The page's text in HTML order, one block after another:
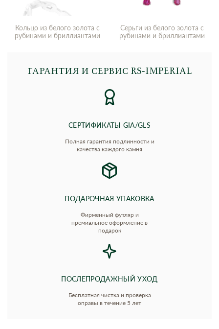
Кольцо из белого золота с
рубинами и бриллиантами
Серьги из белого золота с
рубинами и бриллиантами
ГАРАНТИЯ И СЕРВИС RS‑IMPERIAL
СЕРТИФИКАТЫ GIA/GLS
Полная гарантия подлинности и
качества каждого камня
ПОДАРОЧНАЯ УПАКОВКА
Фирменный футляр и
премиальное оформление в
подарок
ПОСЛЕПРОДАЖНЫЙ УХОД
Бесплатная чистка и проверка
оправы в течение 5 лет